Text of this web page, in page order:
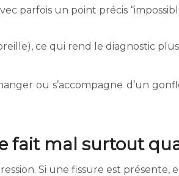
parfois un point précis
ce qui rend le diagnostic
ou s’accompagne d’un
fait mal surtout
Si une fissure est présente,